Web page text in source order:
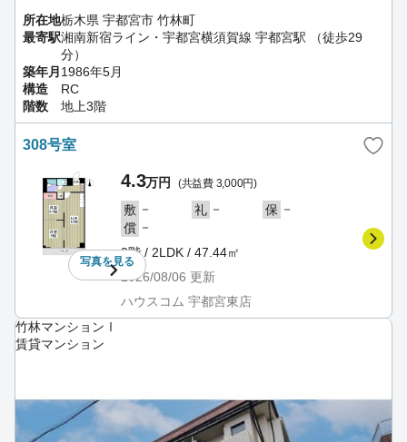
所在地栃木県 宇都宮市 竹林町
最寄駅湘南新宿ライン・宇都宮横須賀線 宇都宮駅 （徒歩29
分）
築年月1986年5月
構造
RC
階数
地上3階
308号室
写真を見る
4.3万円 (共益費 3,000円)
敷 － 礼 － 保 －
償 －
3階 / 2LDK / 47.44㎡
2026/08/06 更新
ハウスコム 宇都宮東店
竹林マンションⅠ
賃貸マンション